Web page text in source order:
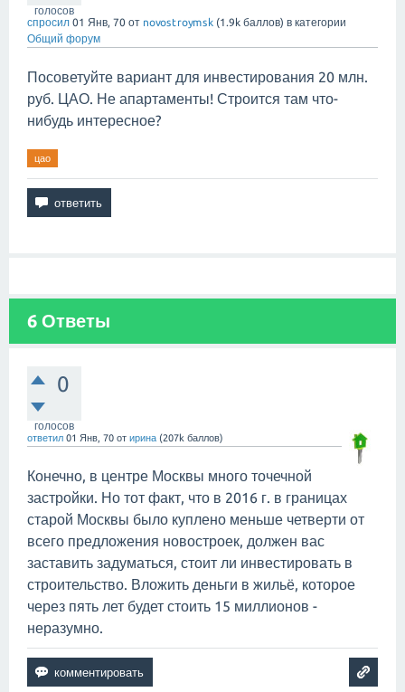
голосов
спросил 01 Янв, 70 от novostroymsk (1.9k баллов) в категории
Общий форум
Посоветуйте вариант для инвестирования 20 млн.
руб. ЦАО. Не апартаменты! Строится там что-
нибудь интересное?
цао
6 Ответы
0
голосов
ответил 01 Янв, 70 от ирина (207k баллов)
Конечно, в центре Москвы много точечной
застройки. Но тот факт, что в 2016 г. в границах
старой Москвы было куплено меньше четверти от
всего предложения новостроек, должен вас
заставить задуматься, стоит ли инвестировать в
строительство. Вложить деньги в жильё, которое
через пять лет будет стоить 15 миллионов -
неразумно.